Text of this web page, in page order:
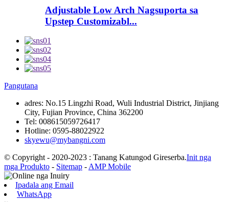
Adjustable Low Arch Nagsuporta sa
Upstep Customizabl...
Pangutana
adres: No.15 Lingzhi Road, Wuli Industrial District, Jinjiang
City, Fujian Province, China 362200
Tel: 008615059726417
Hotline: 0595-88022922
skyewu@mybangni.com
© Copyright - 2020-2023 : Tanang Katungod Gireserba.Init nga
mga Produkto - Sitemap - AMP Mobile
Ipadala ang Email
WhatsApp